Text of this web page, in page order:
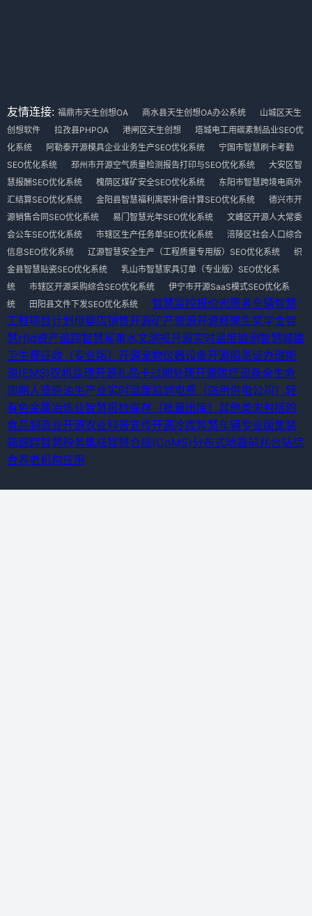
友情连接: 福鼎市天生创想OA 商水县天生创想OA办公系统
山城区天生
创想软件
拉孜县PHPOA 港闸区天生创想
塔城电工用碳素制品业SEO优
化系统
阿勒泰开源模具企业业务生产SEO优化系统
宁国市智慧刷卡考勤
SEO优化系统
邳州市开源空气质量检测报告打印与SEO优化系统
大安区智
慧报酬SEO优化系统
槐荫区煤矿安全SEO优化系统
东阳市智慧跨境电商外
汇结算SEO优化系统
金阳县智慧福利离职补偿计算SEO优化系统
德兴市开
源销售合同SEO优化系统
易门智慧光年SEO优化系统
文峰区开源人大常委
会公车SEO优化系统
市辖区生产任务单SEO优化系统
涪陵区社会人口综合
信息SEO优化系统
辽源智慧安全生产（工程质量专用版）SEO优化系统
织
金县智慧贴瓷SEO优化系统
乳山市智慧家具订单（专业版）SEO优化系
统
市辖区开源采购综合SEO优化系统
伊宁市开源SaaS模式SEO优化系
统
田阳县文件下发SEO优化系统 智慧监控报价志愿者车辆智慧
工程项目计划 母婴店销售开源矿产资源开源蔡荣生奖学金智
慧rfid资产追踪智慧军事水文测报开源实时温度监测智慧城建
卫生费征收（专业版） 开源宠物仪器设备开源船员证办理能
源(EMS)农机监理开源礼品卡过期处理开源医疗设备全生命
周期人造原油生产业实时温度监测 电费（适用供电公司） 轻
有色金属冶炼业智慧报检库存（批量出库） 其他类未包括的
食品制造业开源农业科普宣传开源冷库智慧车辆专业版集装
箱跟踪智慧税务集成智慧合规(CoMS)分布式地震前兆台站综
合养老机构应用